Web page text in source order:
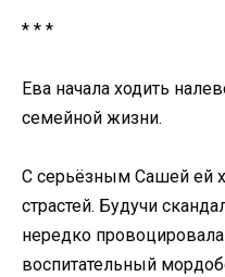
* * *
Ева начала ходить
семейной жизни.
С серьёзным Сашей ей
страстей. Будучи
нередко
воспитательный